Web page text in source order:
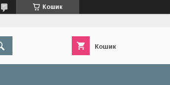
Кошик
Кошик